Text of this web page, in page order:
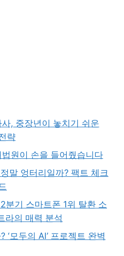
, 중장년이 놓치기 쉬운
략
원이 손을 들어줬습니다
말 엉터리일까? 팩트 체크
분기 스마트폰 1위 탈환 소
라의 매력 분석
‘모두의 AI’ 프로젝트 완벽